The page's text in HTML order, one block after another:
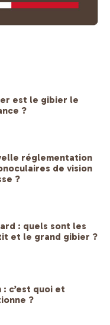
est le gibier le
?
réglementation
de vision
?
: quels sont les
et le grand gibier ?
: c’est quoi et
?